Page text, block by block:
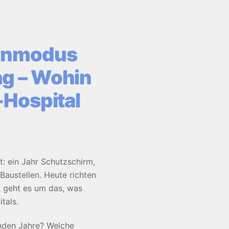
– Wohin
ein Jahr Schutzschirm,
Heute richten
es um das, was
Jahre? Welche